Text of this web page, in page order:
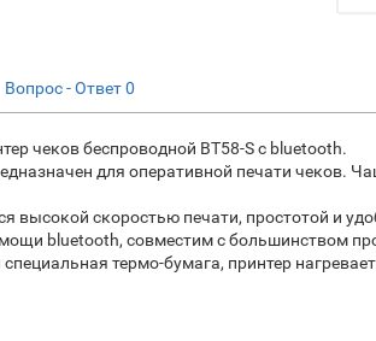
Вопрос - Ответ0
чеков беспроводной BT58-S с bluetooth.
для оперативной печати чеков.
высокой скоростью печати, простотой и
bluetooth, совместим с большинством
термо-бумага, принтер